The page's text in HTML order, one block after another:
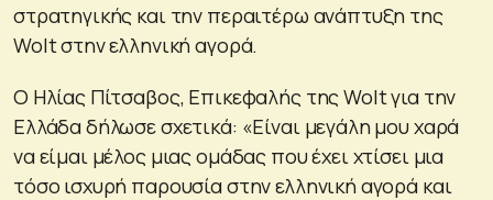
στρατηγικής και την περαιτέρω ανάπτυξη της
Wolt στην ελληνική αγορά.
Ο Ηλίας Πίτσαβος, Επικεφαλής της Wolt για την
Ελλάδα δήλωσε σχετικά: «Είναι μεγάλη μου χαρά
να είμαι μέλος μιας ομάδας που έχει χτίσει μια
τόσο ισχυρή παρουσία στην ελληνική αγορά και